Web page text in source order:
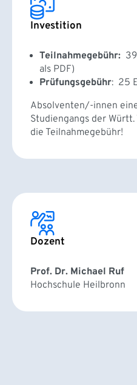
Investition
Teilnahmegebühr:
als PDF)
Prüfungsgebühr: 25
Absolventen/-innen
Studiengangs der
die Teilnahmegebühr!
Dozent
Prof. Dr. Michael Ruf
Hochschule Heilbronn